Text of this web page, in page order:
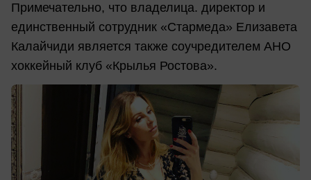
Примечательно, что владелица. директор и
единственный сотрудник «Стармеда» Елизавета
Калайчиди является также соучредителем АНО
хоккейный клуб «Крылья Ростова».